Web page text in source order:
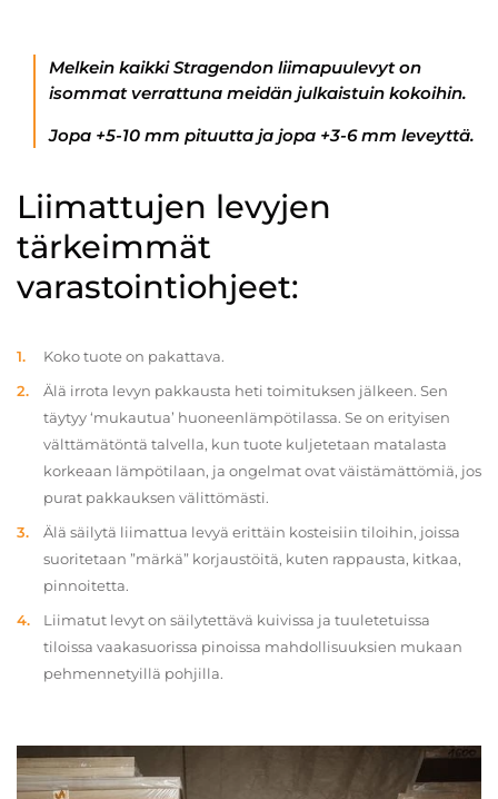
Melkein kaikki Stragendon liimapuulevyt on
isommat verrattuna meidän julkaistuin kokoihin.
Jopa +5-10 mm pituutta ja jopa +3-6 mm leveyttä.
Liimattujen levyjen
tärkeimmät
varastointiohjeet:
Koko tuote on pakattava.
Älä irrota levyn pakkausta heti toimituksen jälkeen. Sen
täytyy ‘mukautua’ huoneenlämpötilassa. Se on erityisen
välttämätöntä talvella, kun tuote kuljetetaan matalasta
korkeaan lämpötilaan, ja ongelmat ovat väistämättömiä, jos
purat pakkauksen välittömästi.
Älä säilytä liimattua levyä erittäin kosteisiin tiloihin, joissa
suoritetaan ”märkä” korjaustöitä, kuten rappausta, kitkaa,
pinnoitetta.
Liimatut levyt on säilytettävä kuivissa ja tuuletetuissa
tiloissa vaakasuorissa pinoissa mahdollisuuksien mukaan
pehmennetyillä pohjilla.